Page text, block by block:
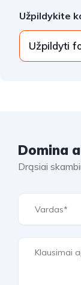
Užpildykite
Užpildyti
Domina
Drąsiai